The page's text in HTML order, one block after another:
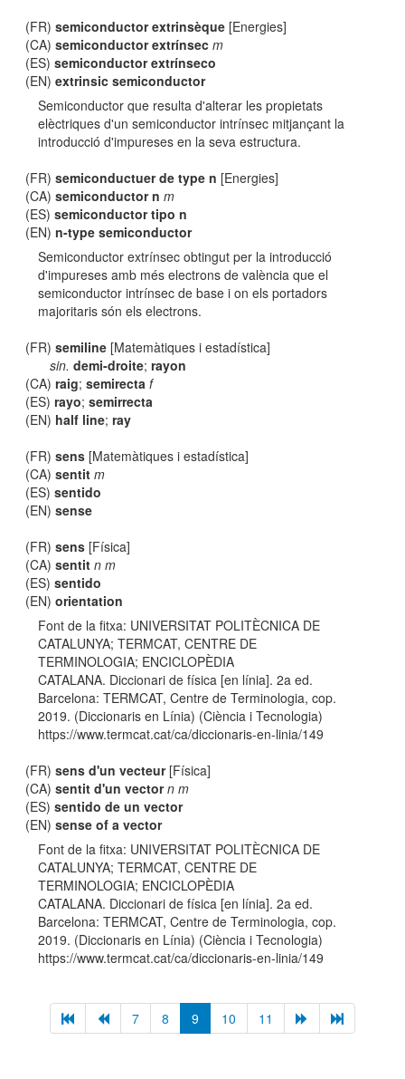
(FR)semiconductor extrinsèque [Energies]
(CA)semiconductor extrínsec m
(ES)semiconductor extrínseco
(EN)extrinsic semiconductor
Semiconductor que resulta d'alterar les propietats
elèctriques d'un semiconductor intrínsec mitjançant la
introducció d'impureses en la seva estructura.
(FR)semiconductuer de type n [Energies]
(CA)semiconductor n m
(ES)semiconductor tipo n
(EN)n-type semiconductor
Semiconductor extrínsec obtingut per la introducció
d'impureses amb més electrons de valència que el
semiconductor intrínsec de base i on els portadors
majoritaris són els electrons.
(FR)semiline [Matemàtiques i estadística]
sin. demi-droite; rayon
(CA)raig;semirecta f
(ES)rayo;semirrecta
(EN) half line;ray
(FR)sens [Matemàtiques i estadística]
(CA)sentit m
(ES)sentido
(EN)sense
(FR)sens [Física]
(CA)sentit n m
(ES)sentido
(EN)orientation
Font de la fitxa: UNIVERSITAT POLITÈCNICA DE
CATALUNYA; TERMCAT, CENTRE DE
TERMINOLOGIA; ENCICLOPÈDIA
CATALANA. Diccionari de física [en línia]. 2a ed.
Barcelona: TERMCAT, Centre de Terminologia, cop.
2019. (Diccionaris en Línia) (Ciència i Tecnologia)
https://www.termcat.cat/ca/diccionaris-en-linia/149
(FR)sens d'un vecteur[Física]
(CA)sentit d'un vector n m
(ES)sentido de un vector
(EN)sense of a vector
Font de la fitxa: UNIVERSITAT POLITÈCNICA DE
CATALUNYA; TERMCAT, CENTRE DE
TERMINOLOGIA; ENCICLOPÈDIA
CATALANA. Diccionari de física [en línia]. 2a ed.
Barcelona: TERMCAT, Centre de Terminologia, cop.
2019. (Diccionaris en Línia) (Ciència i Tecnologia)
https://www.termcat.cat/ca/diccionaris-en-linia/149
7 8 9 10 11